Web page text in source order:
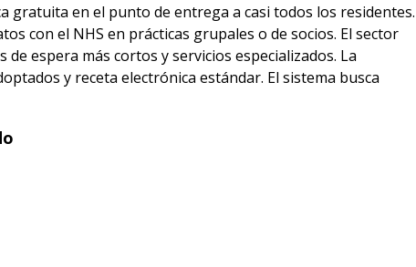
gratuita en el punto de entrega a casi todos los residentes.
con el NHS en prácticas grupales o de socios. El sector
espera más cortos y servicios especializados. La
y receta electrónica estándar. El sistema busca